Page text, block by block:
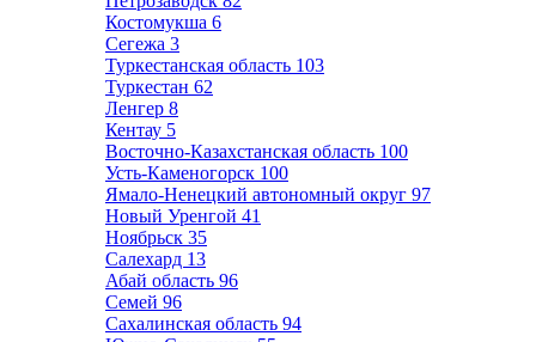
Костомукша 6
Сегежа 3
Туркестанская область 103
Туркестан 62
Ленгер 8
Кентау 5
Восточно-Казахстанская область 100
Усть-Каменогорск 100
Ямало-Ненецкий автономный округ 97
Новый Уренгой 41
Ноябрьск 35
Салехард 13
Абай область 96
Семей 96
Сахалинская область 94